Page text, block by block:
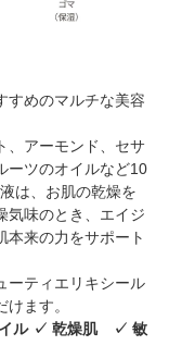
すめのマルチな美容
、アーモンド、セサ
ーツのオイルなど10
は、お肌の乾燥を
気味のとき、エイジ
本来の力をサポート
ーティエリキシール
ます。
イル ✓ 乾燥肌 ✓ 敏